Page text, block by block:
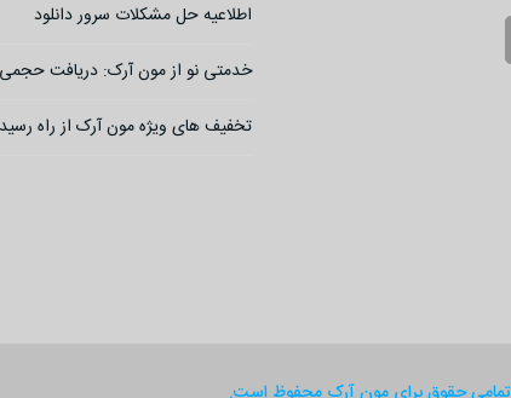
اطلاعیه حل مشکلات سرور دانلود
خدمتی نو از مون آرک: دریافت
تخفیف های ویژه مون آرک از راه